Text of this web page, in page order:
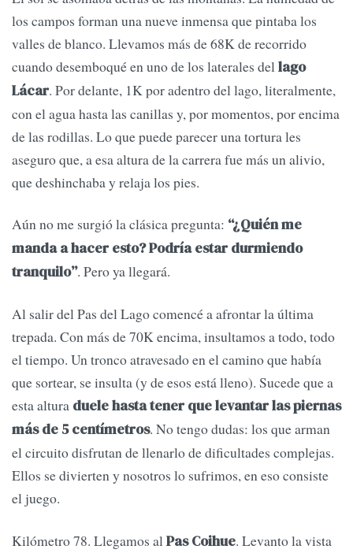
los campos forman una nueve inmensa que pintaba los
valles de blanco. Llevamos más de 68K de recorrido
cuando desemboqué en uno de los laterales dellago
Lácar. Por delante, 1K por adentro del lago, literalmente,
con el agua hasta las canillas y, por momentos, por encima
de las rodillas. Lo que puede parecer una tortura les
aseguro que, a esa altura de la carrera fue más un alivio,
que deshinchaba y relaja los pies.
Aún no me surgió la clásica pregunta: “¿Quién me
manda a hacer esto? Podría estar durmiendo
tranquilo”. Pero ya llegará.
Al salir del Pas del Lago comencé a afrontar la última
trepada. Con más de 70K encima, insultamos a todo, todo
el tiempo. Un tronco atravesado en el camino que había
que sortear, se insulta (y de esos está lleno). Sucede que a
esta altura duele hasta tener que levantar las piernas
más de 5 centímetros. No tengo dudas: los que arman
el circuito disfrutan de llenarlo de dificultades complejas.
Ellos se divierten y nosotros lo sufrimos, en eso consiste
el juego.
Kilómetro 78. Llegamos alPas Coihue. Levanto la vista